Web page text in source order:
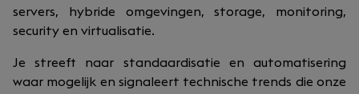
servers, hybride omgevingen, storage, monitoring,
security en virtualisatie.
Je streeft naar standaardisatie en automatisering
waar mogelijk en signaleert technische trends die onze